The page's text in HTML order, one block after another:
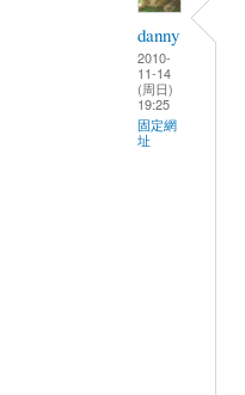
danny
2010-
11-14
(周日)
19:25
固定網
址